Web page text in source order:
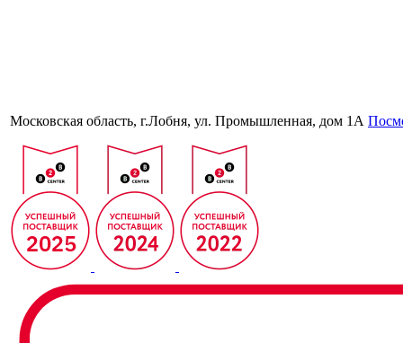
Московская область, г.Лобня, ул. Промышленная, дом 1А